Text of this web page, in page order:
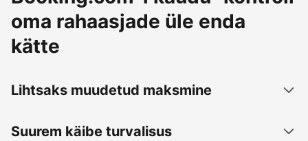
oma rahaasjade üle enda
kätte
Lihtsaks muudetud maksmine
Suurem käibe turvalisus